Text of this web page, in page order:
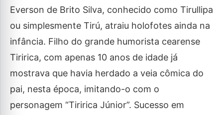
Everson de Brito Silva, conhecido como Tirullipa
ou simplesmente Tirú, atraiu holofotes ainda na
infância. Filho do grande humorista cearense
Tiririca, com apenas 10 anos de idade já
mostrava que havia herdado a veia cômica do
pai, nesta época, imitando-o com o
personagem “Tiririca Júnior”. Sucesso em